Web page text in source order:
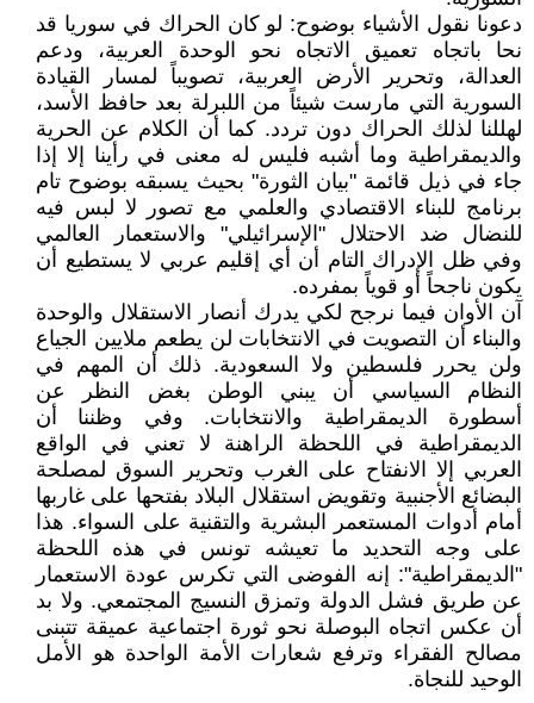
دعونا نقول الأشياء بوضوح: لو كان الحراك في سوريا قد
نحا باتجاه تعميق الاتجاه نحو الوحدة العربية، ودعم
العدالة، وتحرير الأرض العربية، تصويباً لمسار القيادة
السورية التي مارست شيئاً من اللبرلة بعد حافظ الأسد،
لهللنا لذلك الحراك دون تردد. كما أن الكلام عن الحرية
والديمقراطية وما أشبه فليس له معنى في رأينا إلا إذا
جاء في ذيل قائمة "بيان الثورة" بحيث يسبقه بوضوح تام
برنامج للبناء الاقتصادي والعلمي مع تصور لا لبس فيه
للنضال ضد الاحتلال "الإسرائيلي" والاستعمار العالمي
وفي ظل الإدراك التام أن أي إقليم عربي لا يستطيع أن
يكون ناجحاً أو قوياً بمفرده.
آن الأوان فيما نرجح لكي يدرك أنصار الاستقلال والوحدة
والبناء أن التصويت في الانتخابات لن يطعم ملايين الجياع
ولن يحرر فلسطين ولا السعودية. ذلك أن المهم في
النظام السياسي أن يبني الوطن بغض النظر عن
أسطورة الديمقراطية والانتخابات. وفي وظننا أن
الديمقراطية في اللحظة الراهنة لا تعني في الواقع
العربي إلا الانفتاح على الغرب وتحرير السوق لمصلحة
البضائع الأجنبية وتقويض استقلال البلاد بفتحها على غاربها
أمام أدوات المستعمر البشرية والتقنية على السواء. هذا
على وجه التحديد ما تعيشه تونس في هذه اللحظة
"الديمقراطية": إنه الفوضى التي تكرس عودة الاستعمار
عن طريق فشل الدولة وتمزق النسيج المجتمعي. ولا بد
أن عكس اتجاه البوصلة نحو ثورة اجتماعية عميقة تتبنى
مصالح الفقراء وترفع شعارات الأمة الواحدة هو الأمل
الوحيد للنجاة.